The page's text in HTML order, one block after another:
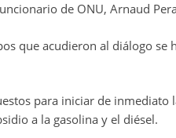
de ONU, Arnaud
que acudieron al diálogo
para iniciar de inmediato
a la gasolina y el diésel.